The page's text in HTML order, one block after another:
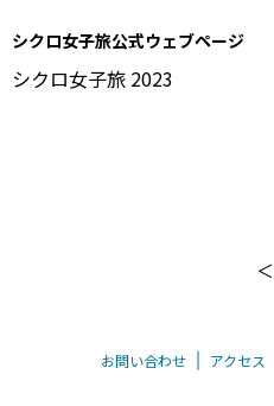
シクロ女子旅公式ウェブページ
シクロ女子旅 2023
＜
お問い合わせ アクセス